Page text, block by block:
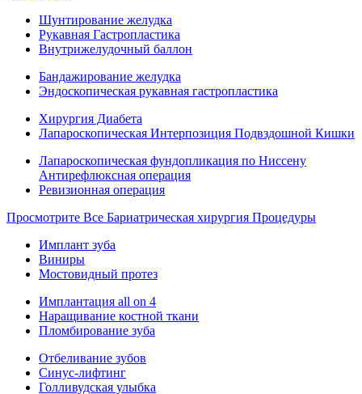
Шунтирование желудка
Рукавная Гастропластика
Внутрижелудочный баллон
Бандажирование желудка
Эндоскопическая рукавная гастропластика
Хирургия Диабета
Лапароскопическая Интерпозиция Подвздошной Кишки
Лапароскопическая фундопликация по Ниссену
Антирефлюксная операция
Ревизионная операция
Просмотрите Все Бариатрическая хирургия Процедуры
Имплант зуба
Виниры
Мостовидный протез
Имплантация all on 4
Наращивание костной ткани
Пломбирование зуба
Отбеливание зубов
Синус-лифтинг
Голливудская улыбка